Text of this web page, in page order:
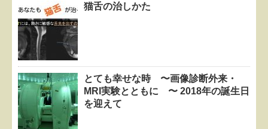
猫舌の治しかた
とても幸せな時 〜画像診断外来・
MRI実験とともに 〜 2018年の誕生日
を迎えて